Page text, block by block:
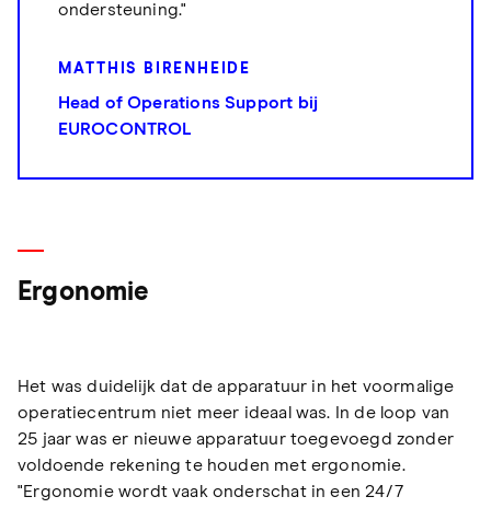
ondersteuning."
MATTHIS BIRENHEIDE
Head of Operations Support bij
EUROCONTROL
Ergonomie
Het was duidelijk dat de apparatuur in het voormalige
operatiecentrum niet meer ideaal was. In de loop van
25 jaar was er nieuwe apparatuur toegevoegd zonder
voldoende rekening te houden met ergonomie.
"Ergonomie wordt vaak onderschat in een 24/7